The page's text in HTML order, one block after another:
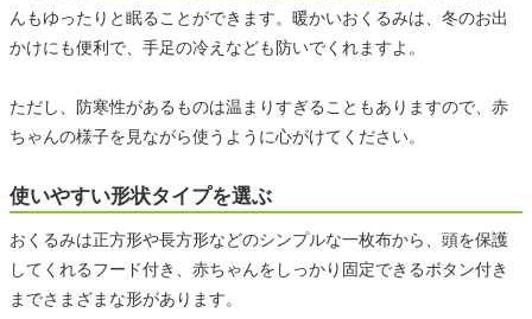
んもゆったりと眠ることができます。暖かいおくるみは、冬のお出
かけにも便利で、手足の冷えなども防いでくれますよ。
ただし、防寒性があるものは温まりすぎることもありますので、赤
ちゃんの様子を見ながら使うように心がけてください。
使いやすい形状タイプを選ぶ
おくるみは正方形や長方形などのシンプルな一枚布から、頭を保護
してくれるフード付き、赤ちゃんをしっかり固定できるボタン付き
までさまざまな形があります。